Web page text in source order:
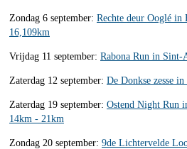
Zondag 6 september: Rechte deur Ooglé
16,109km
Vrijdag 11 september: Rabona Run in Sint-
Zaterdag 12 september: De Donkse zesse
Zaterdag 19 september: Ostend Night Run
14km - 21km
Zondag 20 september: 9de Lichtervelde